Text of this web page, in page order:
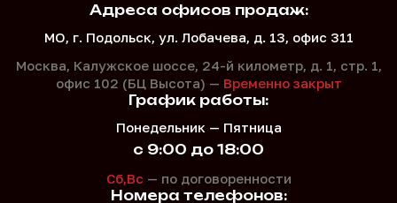
Адреса офисов продаж:
МО, г. Подольск, ул. Лобачева, д. 13, офис 311
Москва, Калужское шоссе, 24-й километр, д. 1, стр. 1,
офис 102 (БЦ Высота) — Временно закрыт
Номера телефонов:
График работы:
Понедельник — Пятница
с 9:00 до 18:00
Сб,Вс — по договоренности